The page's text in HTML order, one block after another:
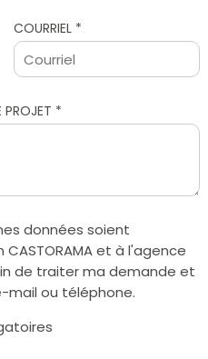
COURRIEL *
données soient
et à l'agence
de traiter ma demande et
ou téléphone.